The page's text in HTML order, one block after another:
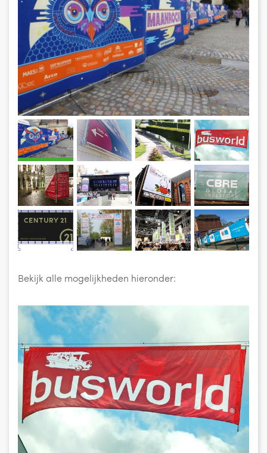
Bekijk alle mogelijkheden hieronder: